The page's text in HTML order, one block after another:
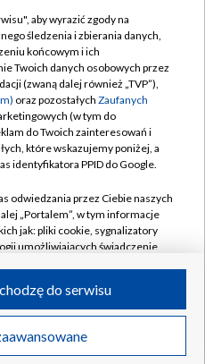
TVP
zgody
S.A. w likwidacji
aby wyrazić zgody na
śledzenia i zbierania danych,
końcowym i ich
Twoich danych osobowych przez
(zwaną dalej również „TVP”),
oraz pozostałych Zaufanych
(w tym do
do Twoich zainteresowań i
które wskazujemy poniżej, a
identyfikatora PPID do Google.
odwiedzania przez Ciebie naszych
„Portalem”, w tym informacje
jak: pliki cookie, sygnalizatory
umożliwiających świadczenie
odwiedzania przez Ciebie
jak adresy IP, identyfikatory
do serwisu